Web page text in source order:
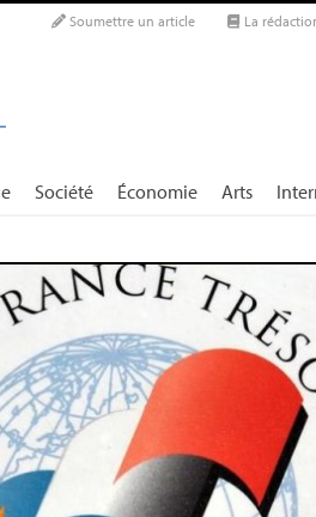
Soumettre un article La
Société Économie Arts